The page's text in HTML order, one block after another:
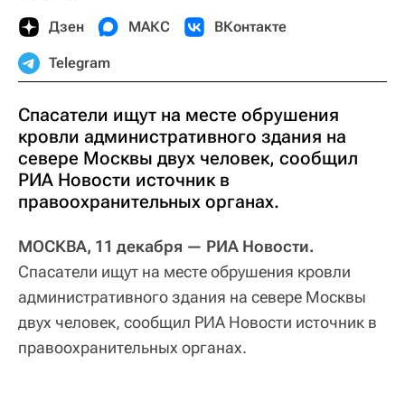
Дзен МАКС ВКонтакте
Telegram
Спасатели ищут на месте обрушения
кровли административного здания на
севере Москвы двух человек, сообщил
РИА Новости источник в
правоохранительных органах.
МОСКВА, 11 декабря — РИА Новости.
Спасатели ищут на месте обрушения кровли
административного здания на севере Москвы
двух человек, сообщил РИА Новости источник в
правоохранительных органах.